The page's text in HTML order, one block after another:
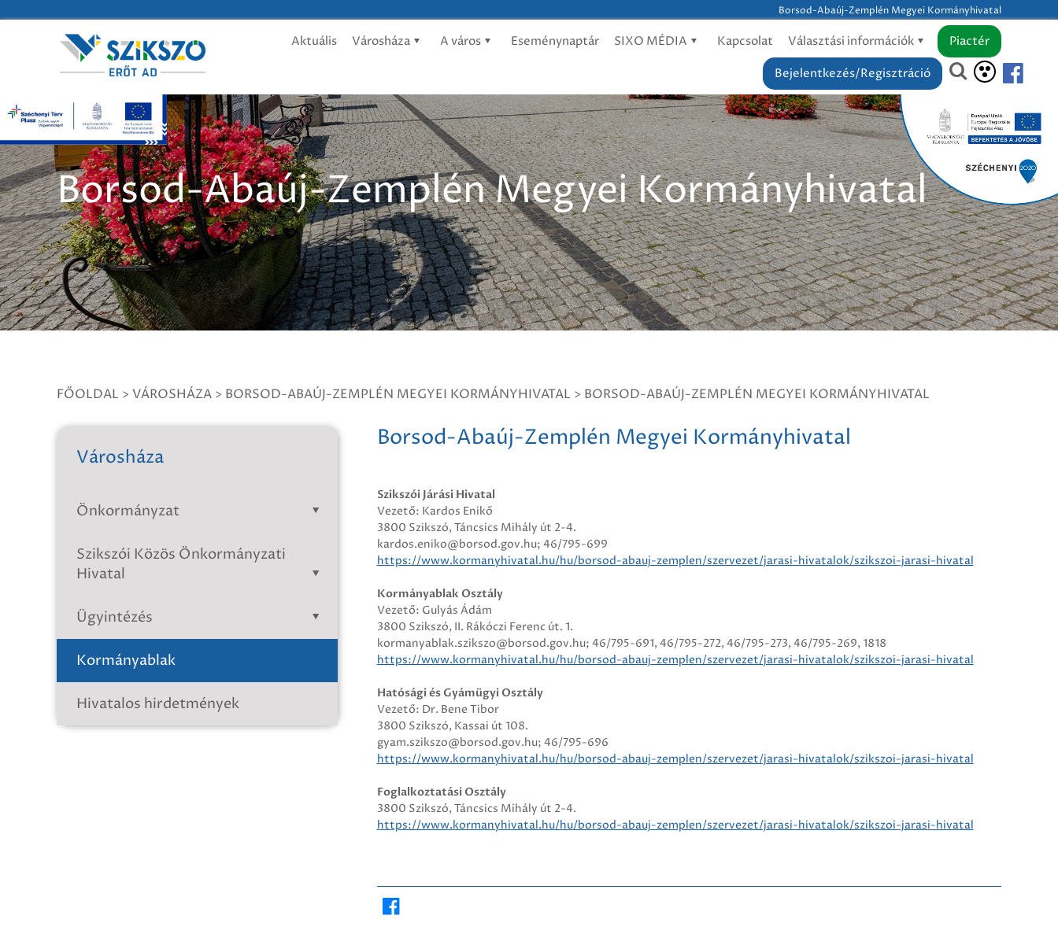
Borsod-Abaúj-Zemplén Megyei Kormányhivatal
Aktuális Városháza A város Eseménynaptár SIXO MÉDIA Kapcsolat Választási információk
Piactér
Bejelentkezés/Regisztráció
Borsod-Abaúj-Zemplén Megyei Kormányhivatal
FŐOLDAL > VÁROSHÁZA > BORSOD-ABAÚJ-ZEMPLÉN MEGYEI KORMÁNYHIVATAL > BORSOD-ABAÚJ-ZEMPLÉN MEGYEI KORMÁNYHIVATAL
Városháza
Önkormányzat
Szikszói Közös Önkormányzati
Hivatal
Ügyintézés
Kormányablak
Hivatalos hirdetmények
Borsod-Abaúj-Zemplén Megyei Kormányhivatal
Szikszói Járási Hivatal
Vezető: Kardos Enikő
3800 Szikszó, Táncsics Mihály út 2-4.
kardos.eniko@borsod.gov.hu; 46/795-699
https://www.kormanyhivatal.hu/hu/borsod-abauj-zemplen/szervezet/jarasi-hivatalok/szikszoi-jarasi-hivatal
Kormányablak Osztály
Vezető: Gulyás Ádám
3800 Szikszó, II. Rákóczi Ferenc út. 1.
kormanyablak.szikszo@borsod.gov.hu; 46/795-691, 46/795-272, 46/795-273, 46/795-269, 1818
https://www.kormanyhivatal.hu/hu/borsod-abauj-zemplen/szervezet/jarasi-hivatalok/szikszoi-jarasi-hivatal
Hatósági és Gyámügyi Osztály
Vezető: Dr. Bene Tibor
3800 Szikszó, Kassai út 108.
gyam.szikszo@borsod.gov.hu; 46/795-696
https://www.kormanyhivatal.hu/hu/borsod-abauj-zemplen/szervezet/jarasi-hivatalok/szikszoi-jarasi-hivatal
Foglalkoztatási Osztály
3800 Szikszó, Táncsics Mihály út 2-4.
https://www.kormanyhivatal.hu/hu/borsod-abauj-zemplen/szervezet/jarasi-hivatalok/szikszoi-jarasi-hivatal